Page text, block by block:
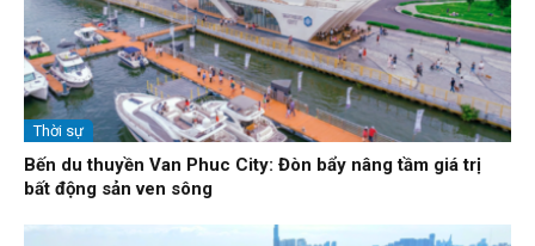
Thời sự
Bến du thuyền Van Phuc City: Đòn bẩy nâng tầm giá trị
bất động sản ven sông